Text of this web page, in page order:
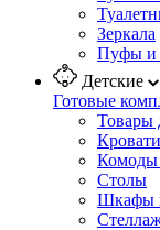
Зеркала
Пуфы и
Детские
Готовые
Товары
Кровати
Столы
Шкафы